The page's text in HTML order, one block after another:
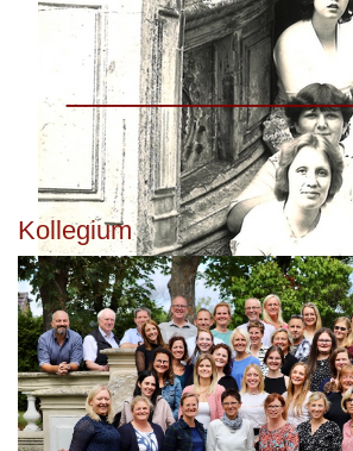
Kollegium